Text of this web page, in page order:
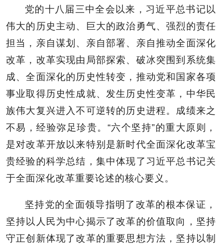
党的十八届三中全会以来，习近平总书记以
伟大的历史主动、巨大的政治勇气、强烈的责任
担当，亲自谋划、亲自部署、亲自推动全面深化
改革，改革实现由局部探索、破冰突围到系统集
成、全面深化的历史性转变，推动党和国家各项
事业取得历史性成就、发生历史性变革，中华民
族伟大复兴进入不可逆转的历史进程。成绩来之
不易，经验弥足珍贵。“六个坚持”的重大原则，
是对改革开放以来特别是新时代全面深化改革宝
贵经验的科学总结，集中体现了习近平总书记关
于全面深化改革重要论述的核心要义。
坚持党的全面领导指明了改革的根本保证，
坚持以人民为中心揭示了改革的价值取向，坚持
守正创新体现了改革的重要思想方法，坚持以制